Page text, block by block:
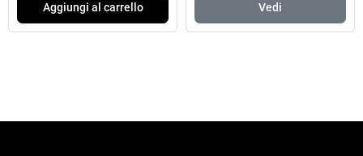
Aggiungi al carrello Vedi